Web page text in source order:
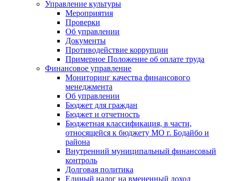
Управление культуры
Мероприятия
Проверки
Об управлении
Документы
Противодействие коррупции
Примерное Положение об оплате труда
Финансовое управление
Мониторинг качества финансового
менеджмента
Об управлении
Бюджет для граждан
Бюджет и отчетность
Бюджетная классификация, в части,
относящейся к бюджету МО г. Бодайбо и
района
Внутренний муниципальный финансовый
контроль
Долговая политика
Единый налог на вмененный доход